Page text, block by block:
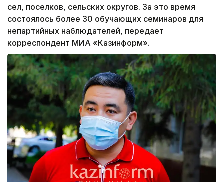
сел, поселков, сельских округов. За это время
состоялось более 30 обучающих семинаров для
непартийных наблюдателей, передает
корреспондент МИА «Казинформ».